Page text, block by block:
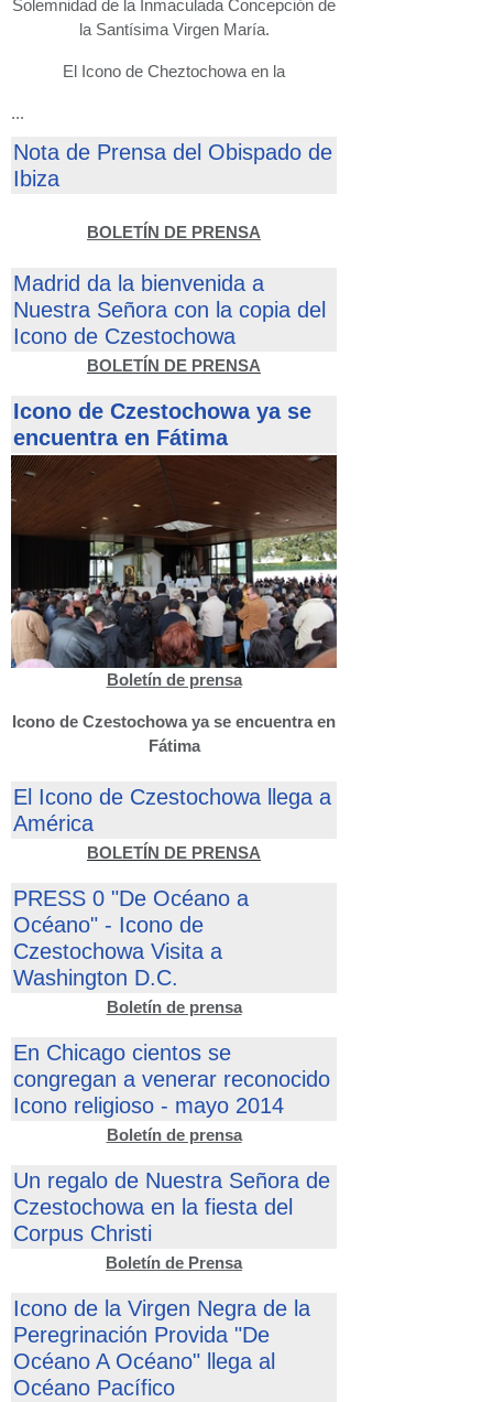
Solemnidad de la Inmaculada Concepción de
la Santísima Virgen María.
El Icono de Cheztochowa en la
...
Nota de Prensa del Obispado de
Ibiza
BOLETÍN DE PRENSA
Madrid da la bienvenida a
Nuestra Señora con la copia del
Icono de Czestochowa
BOLETÍN DE PRENSA
Icono de Czestochowa ya se
encuentra en Fátima
Boletín de prensa
Icono de Czestochowa ya se encuentra en
Fátima
El Icono de Czestochowa llega a
América
BOLETÍN DE PRENSA
PRESS 0 "De Océano a
Océano" - Icono de
Czestochowa Visita a
Washington D.C.
Boletín de prensa
En Chicago cientos se
congregan a venerar reconocido
Icono religioso - mayo 2014
Boletín de prensa
Un regalo de Nuestra Señora de
Czestochowa en la fiesta del
Corpus Christi
Boletín de Prensa
Icono de la Virgen Negra de la
Peregrinación Provida "De
Océano A Océano" llega al
Océano Pacífico